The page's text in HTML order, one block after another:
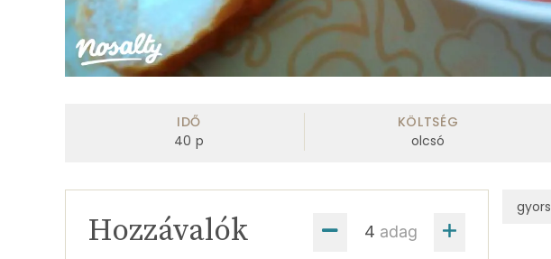
IDŐ
40 p
KÖLTSÉG
olcsó
adag
Hozzávalók
gyors